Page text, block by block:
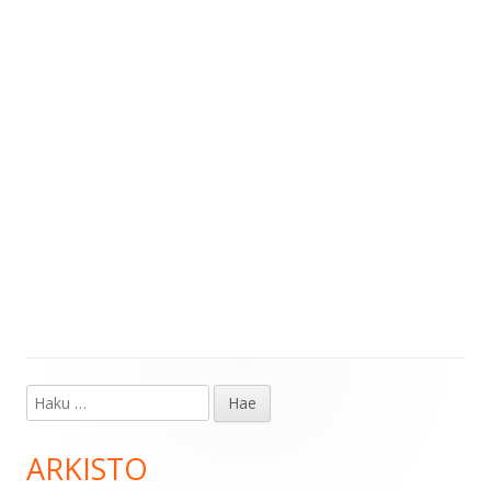
Sivupalkki
Haku:
ARKISTO